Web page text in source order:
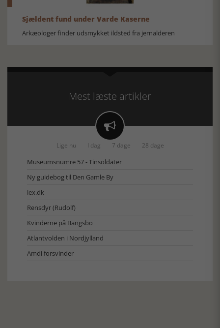
Sjældent fund under Varde Kaserne
Arkæologer finder udsmykket ildsted fra jernalderen
Mest læste artikler

Lige nu I dag 7 dage 28 dage
Museumsnumre 57 - Tinsoldater
Ny guidebog til Den Gamle By
lex.dk
Rensdyr (Rudolf)
Kvinderne på Bangsbo
Atlantvolden i Nordjylland
Amdi forsvinder